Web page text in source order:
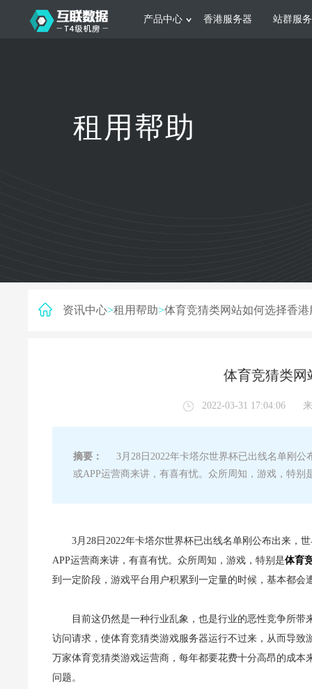
产品中心
日本服务器 新加坡服务器
香港服务器 站群服
根据不同规模的网站提供可定制化的架
构和 一站式协助租用帮助
资讯中心>租用帮助>体育竞猜类网站如何选择香港
体育竞猜类网
2022-03-31 17:04:06
摘要：
3月28日2022年卡塔尔世界杯已出线名单刚公
或APP运营商来讲，有喜有忧。众所周知，游戏，特
3月28日2022年卡塔尔世界杯已出线名单刚公布出来，
APP运营商来讲，有喜有忧。众所周知，游戏，特别是体育
到一定阶段，游戏平台用户积累到一定量的时候，基本都会
目前这仍然是一种行业乱象，也是行业的恶性竞争所
访问请求，使体育竞猜类游戏服务器运行不过来，从而导
万家体育竞猜类游戏运营商，每年都要花费十分高昂的成
问题。